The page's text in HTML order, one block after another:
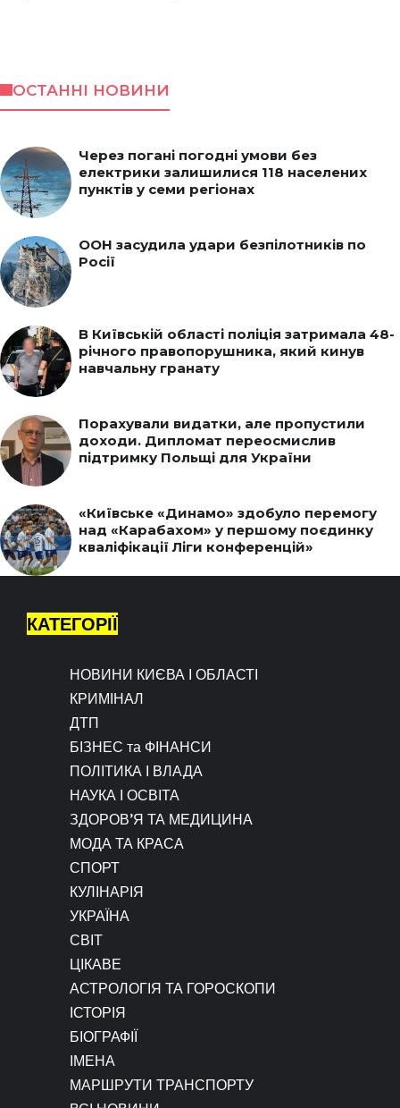
ОСТАННІ НОВИНИ
Через погані погодні умови без
електрики залишилися 118 населених
пунктів у семи регіонах
ООН засудила удари безпілотників по
Росії
В Київській області поліція затримала 48-
річного правопорушника, який кинув
навчальну гранату
Порахували видатки, але пропустили
доходи. Дипломат переосмислив
підтримку Польщі для України
«Київське «Динамо» здобуло перемогу
над «Карабахом» у першому поєдинку
кваліфікації Ліги конференцій»
КАТЕГОРІЇ
НОВИНИ КИЄВА І ОБЛАСТІ
КРИМІНАЛ
ДТП
БІЗНЕС та ФІНАНСИ
ПОЛІТИКА І ВЛАДА
НАУКА І ОСВІТА
ЗДОРОВ’Я ТА МЕДИЦИНА
МОДА ТА КРАСА
СПОРТ
КУЛІНАРІЯ
УКРАЇНА
СВІТ
ЦІКАВЕ
АСТРОЛОГІЯ ТА ГОРОСКОПИ
ІСТОРІЯ
БІОГРАФІЇ
ІМЕНА
МАРШРУТИ ТРАНСПОРТУ